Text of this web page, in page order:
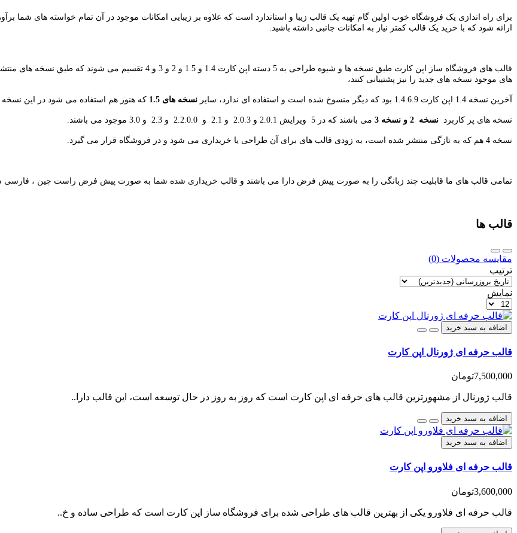
برای راه اندازی یک فروشگاه خوب اولین گام تهیه یک قالب زیبا و استاندارد است که علاوه بر زیبایی امکانات موجود در آن تمام خواسته های شما
ارائه شود که با خرید یک قالب کمتر نیاز به امکانات جانبی داشته باشید.
قالب های فروشگاه ساز اپن کارت طبق نسخه ها و شیوه طراحی به 5 دسته
های موجود نسخه های جدید را نیز پشتیبانی کنند،
آخرین نسخه 1.4 اپن کارت 1.4.6.9 بود که دیگر منسوخ شده است و استفاده ای ندارد، سایر نسخه های 1.5 که هنوز هم استفاده می شود در این
نسخه های پر کاربرد نسخه 2 و نسخه 3 می باشند که در 5 ویرایش 2.0.1 و 2.0.3 و 2.1 و 2.2.0.0 و 2.3 و 3.0 موجود می باشند.
نسخه 4 هم که به تازگی منتشر شده است، به زودی قالب های برای آن طراحی یا خریداری می شود و در فروشگاه قرار می گیرد.
تمامی قالب های ما قابلیت چند زبانگی را به صورت پیش فرض دارا می باشند و قالب خریداری شده شما به صورت پیش فرض راست چین ،
قالب ها
مقایسه محصولات (0)
ترتیب
نمایش
اضافه به سبد خرید
قالب حرفه ای ژورنال اپن کارت
7,500,000تومان
قالب ژورنال از مشهورترین قالب های حرفه ای اپن کارت است که روز به روز در حال توسعه است، این قالب دارا..
اضافه به سبد خرید
اضافه به سبد خرید
قالب حرفه ای فلاورو اپن کارت
3,600,000تومان
قالب حرفه ای فلاورو یکی از بهترین قالب های طراحی شده برای فروشگاه ساز اپن کارت است که طراحی ساده و خ..